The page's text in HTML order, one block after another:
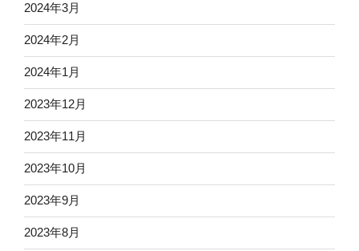
2024年3月
2024年2月
2024年1月
2023年12月
2023年11月
2023年10月
2023年9月
2023年8月